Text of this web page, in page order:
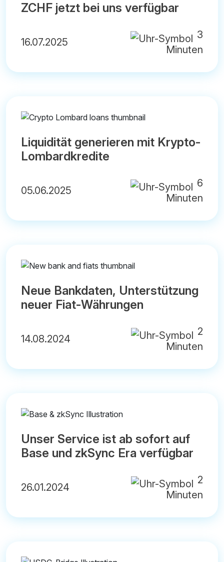
ZCHF jetzt bei uns verfügbar
16.07.2025
3
Minuten
Liquidität generieren mit Krypto-
Lombardkredite
05.06.2025
6
Minuten
Neue Bankdaten, Unterstützung
neuer Fiat-Währungen
14.08.2024
2
Minuten
Unser Service ist ab sofort auf
Base und zkSync Era verfügbar
26.01.2024
2
Minuten